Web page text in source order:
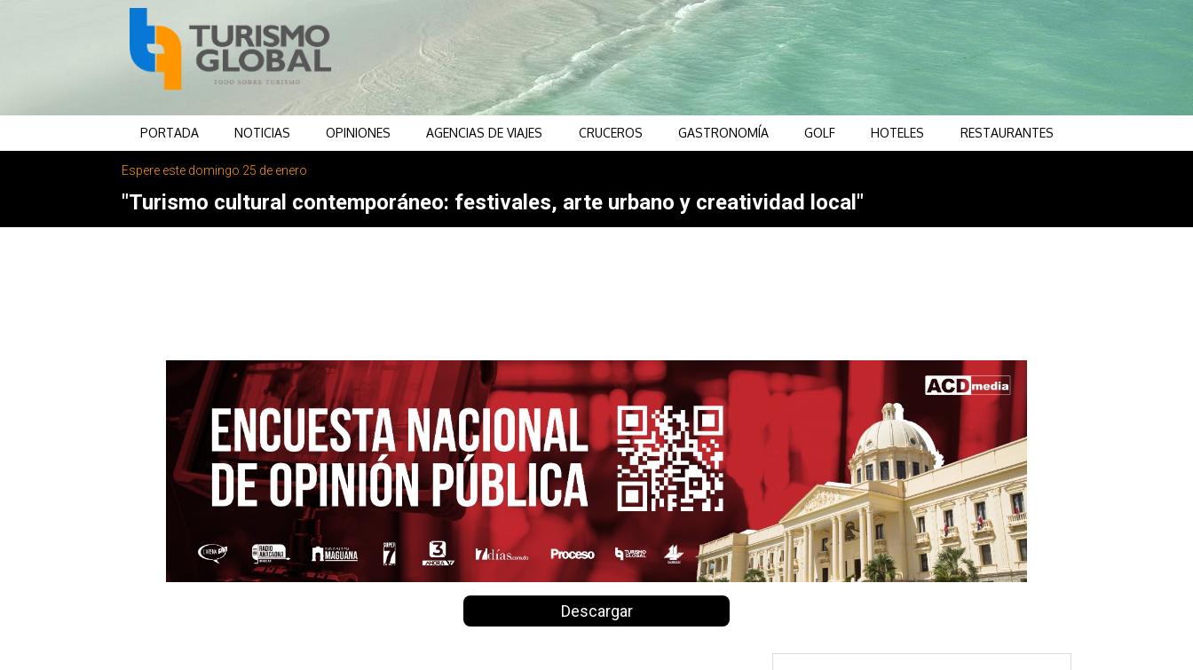
PORTADA NOTICIAS OPINIONES AGENCIAS DE VIAJES CRUCEROS GASTRONOMÍA GOLF HOTELES RESTAURANTES
Espere este domingo 25 de enero
"Turismo cultural contemporáneo: festivales, arte urbano y creatividad local"
Descargar